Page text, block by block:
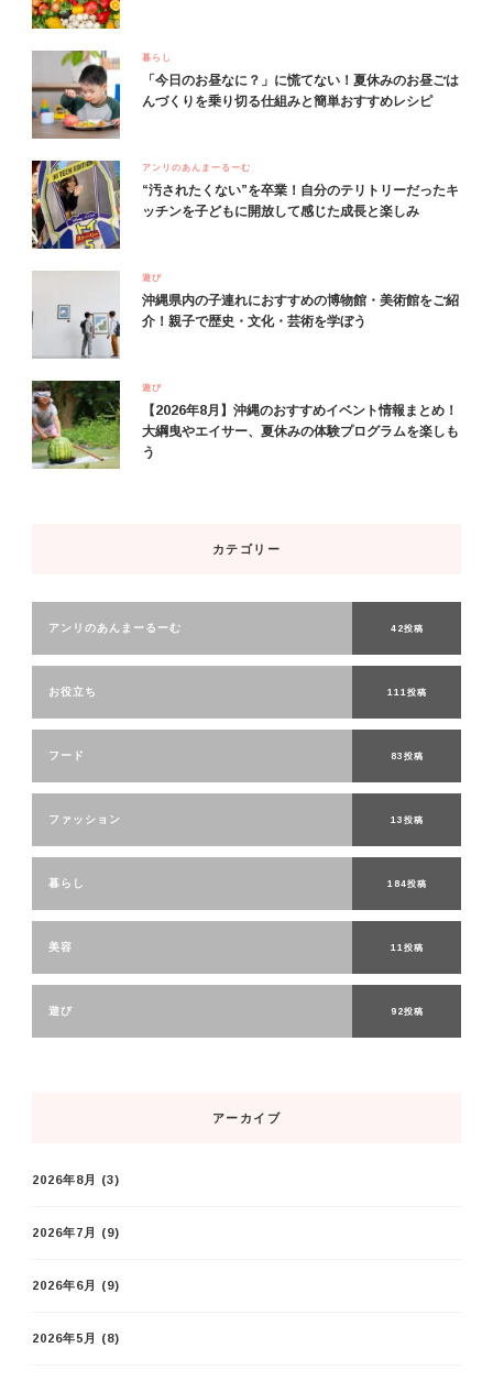
暮らし
「今日のお昼なに？」に慌てない！夏休みのお昼ごは
んづくりを乗り切る仕組みと簡単おすすめレシピ
アンリのあんまーるーむ
“汚されたくない”を卒業！自分のテリトリーだったキ
ッチンを子どもに開放して感じた成長と楽しみ
遊び
沖縄県内の子連れにおすすめの博物館・美術館をご紹
介！親子で歴史・文化・芸術を学ぼう
遊び
【2026年8月】沖縄のおすすめイベント情報まとめ！
大綱曳やエイサー、夏休みの体験プログラムを楽しも
う
カテゴリー
アンリのあんまーるーむ 42投稿
お役立ち 111投稿
フード 83投稿
ファッション 13投稿
暮らし 184投稿
美容 11投稿
遊び 92投稿
アーカイブ
2026年8月 (3)
2026年7月 (9)
2026年6月 (9)
2026年5月 (8)